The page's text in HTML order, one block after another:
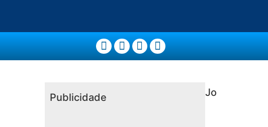
Publicidade Jo